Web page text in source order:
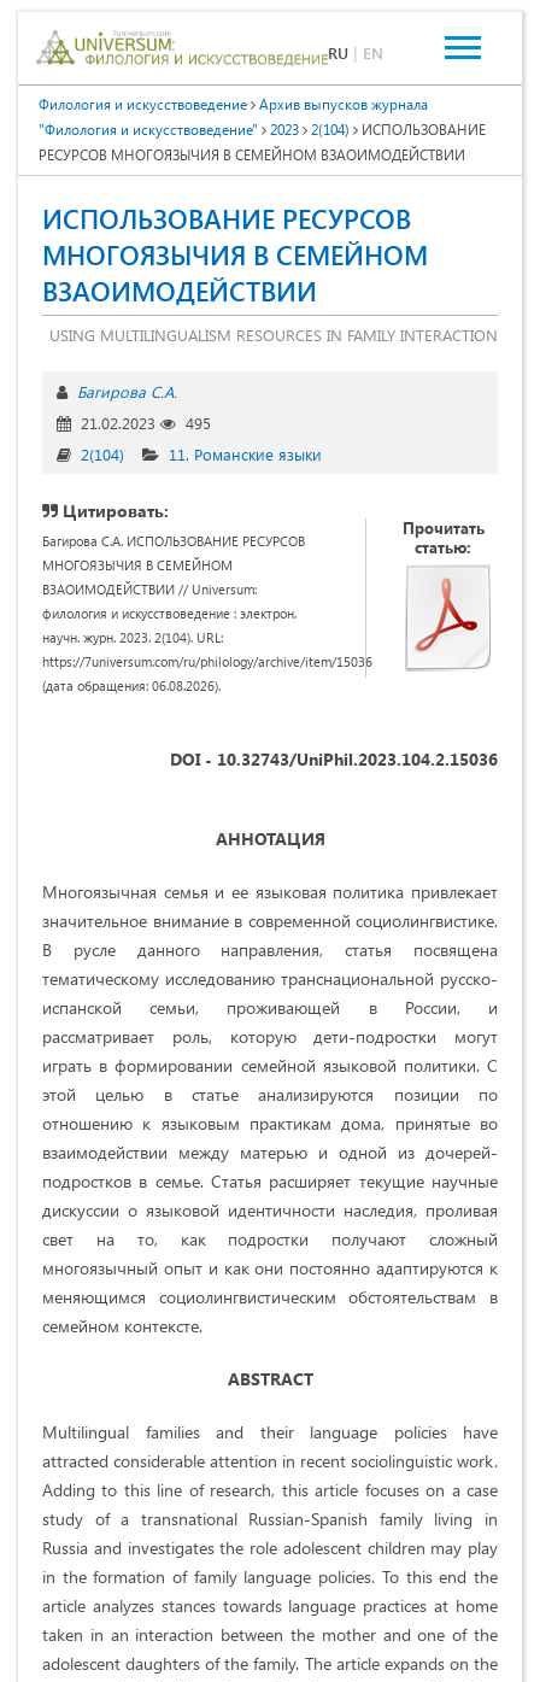
RU | EN
Филология и искусствоведение
Архив выпусков журнала
"Филология и искусствоведение"
2023 2(104)
ИСПОЛЬЗОВАНИЕ
РЕСУРСОВ МНОГОЯЗЫЧИЯ В СЕМЕЙНОМ ВЗАОИМОДЕЙСТВИИ
ИСПОЛЬЗОВАНИЕ РЕСУРСОВ
МНОГОЯЗЫЧИЯ В СЕМЕЙНОМ
ВЗАОИМОДЕЙСТВИИ
USING MULTILINGUALISM RESOURCES IN FAMILY INTERACTION
Багирова С.А.
21.02.2023
495
2(104)
11. Романские языки
Цитировать:
Багирова С.А. ИСПОЛЬЗОВАНИЕ РЕСУРСОВ
МНОГОЯЗЫЧИЯ В СЕМЕЙНОМ
ВЗАОИМОДЕЙСТВИИ // Universum:
филология и искусствоведение : электрон.
научн. журн. 2023. 2(104). URL:
https://7universum.com/ru/philology/archive/item/15036
(дата обращения: 06.08.2026).
Прочитать
статью:
DOI - 10.32743/UniPhil.2023.104.2.15036
АННОТАЦИЯ
Многоязычная семья и ее языковая политика привлекает
значительное внимание в современной социолингвистике.
В русле данного направления, статья посвящена
тематическому исследованию транснациональной русско-
испанской семьи, проживающей в России, и
рассматривает роль, которую дети-подростки могут
играть в формировании семейной языковой политики. С
этой целью в статье анализируются позиции по
отношению к языковым практикам дома, принятые во
взаимодействии между матерью и одной из дочерей-
подростков в семье. Статья расширяет текущие научные
дискуссии о языковой идентичности наследия, проливая
свет на то, как подростки получают сложный
многоязычный опыт и как они постоянно адаптируются к
меняющимся социолингвистическим обстоятельствам в
семейном контексте.
ABSTRACT
Multilingual families and their language policies have
attracted considerable attention in recent sociolinguistic work.
Adding to this line of research, this article focuses on a case
study of a transnational Russian-Spanish family living in
Russia and investigates the role adolescent children may play
in the formation of family language policies. To this end the
article analyzes stances towards language practices at home
taken in an interaction between the mother and one of the
adolescent daughters of the family. The article expands on the